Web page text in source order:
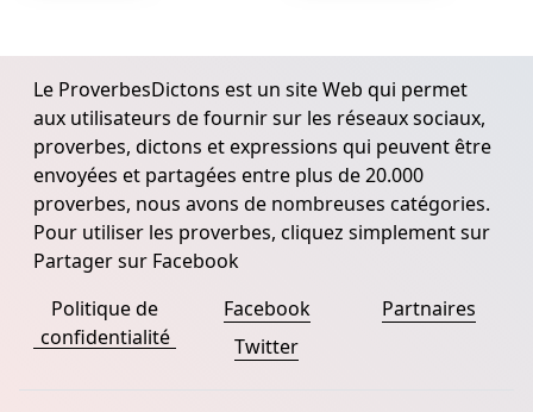
Le ProverbesDictons est un site Web qui permet
aux utilisateurs de fournir sur les réseaux sociaux,
proverbes, dictons et expressions qui peuvent être
envoyées et partagées entre plus de 20.000
proverbes, nous avons de nombreuses catégories.
Pour utiliser les proverbes, cliquez simplement sur
Partager sur Facebook
Politique de
confidentialité
Facebook
Twitter
Partnaires